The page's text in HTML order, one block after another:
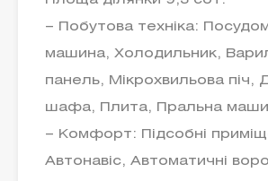
– Побутова техніка:
машина, Холодильник,
панель, Мікрохвильова піч,
шафа, Плита, Пральна
– Комфорт: Підсобні
Автонавіс, Автоматичні